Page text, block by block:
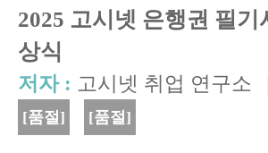
2025 고시넷 은행권 필
상식
저자 : 고시넷 취업 연구소
[품절] [품절]